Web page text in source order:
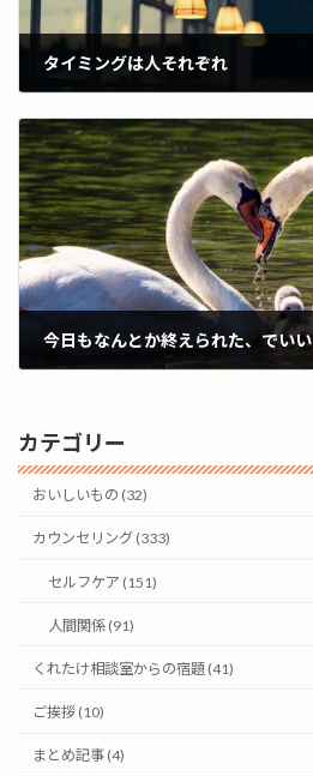
タイミングは人それぞれ
今日もなんとか終えられた、でいい
カテゴリー
おいしいもの (32)
カウンセリング (333)
セルフケア (151)
人間関係 (91)
くれたけ相談室からの宿題 (41)
ご挨拶 (10)
まとめ記事 (4)